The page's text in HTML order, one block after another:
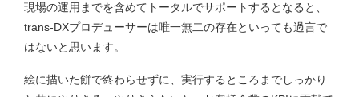
現場の運用までを含めてトータルでサポートするとなると、
trans-DXプロデューサーは唯一無二の存在といっても過言で
はないと思います。
絵に描いた餅で終わらせずに、実行するところまでしっかり